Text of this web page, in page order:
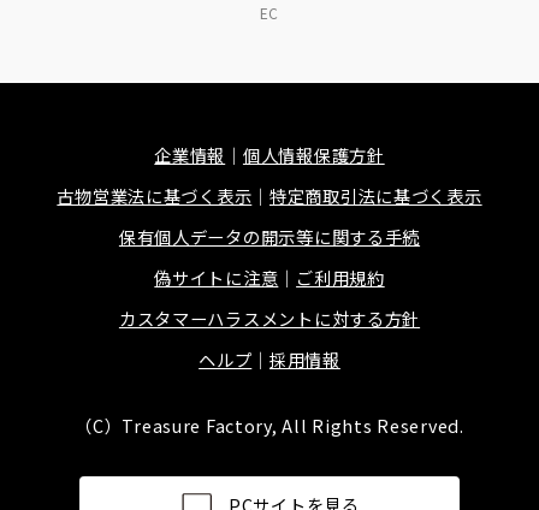
EC
企業情報
個人情報保護方針
古物営業法に基づく表示
特定商取引法に基づく表示
保有個人データの開示等に関する手続
偽サイトに注意
ご利用規約
カスタマーハラスメントに対する方針
ヘルプ
採用情報
（C）Treasure Factory, All Rights Reserved.